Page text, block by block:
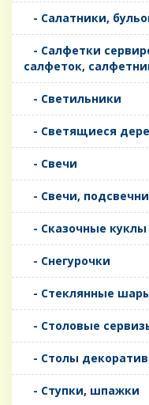
- Салатники,
- Салфетки
салфеток,
- Светильники
- Светящиеся
- Свечи
- Свечи,
- Сказочные куклы
- Снегурочки
- Стеклянные
- Столовые
- Столы
- Ступки, шпажки